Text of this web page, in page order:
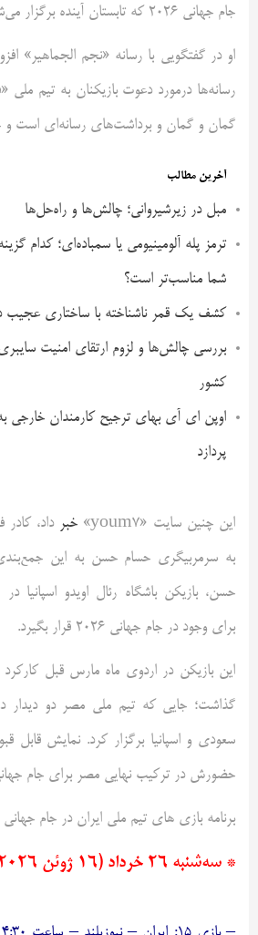
جام جهانی ۲۰۲۶ که تابستان آینده برگزار می‌شود، اظهار نشده است.
او در گفتگویی با رسانه «نجم الجماهیر»
رسانه‌ها درمورد دعوت بازیکنان به تیم ملی
گمان و گمان و برداشت‌های رسانه‌ای است و
آخرین مطالب
مبل در زیرشیروانی؛ چالش‌ها و راه‌حل‌ها
ترمز پله آلومینیومی یا سمباده‌ای؛ کدام
شما مناسب‌تر است؟
کشف یک قمر ناشناخته با ساختاری عجیب
بررسی چالش‌ها و لزوم ارتقای امنیت
کشور
اوپن ای آی بهای ترجیح کارمندان خارجی
پردازد
این چنین سایت «youm۷» خبر داد،
به سرمربیگری حسام حسن به این
حسن، بازیکن باشگاه رئال اویدو اسپانیا
برای وجود در جام جهانی ۲۰۲۶ قرار بگیرد.
این بازیکن در اردوی ماه مارس قبل
گذاشت؛ جایی که تیم ملی مصر دو دیدار
سعودی و اسپانیا برگزار کرد. نمایش قابل
حضورش در ترکیب نهایی مصر برای جام
برنامه بازی های تیم ملی ایران در جام جهانی ۲۰۲۶ :
* سه‌شنبه ۲۶ خرداد (۱۶ ژوئن ۲۰۲۶)